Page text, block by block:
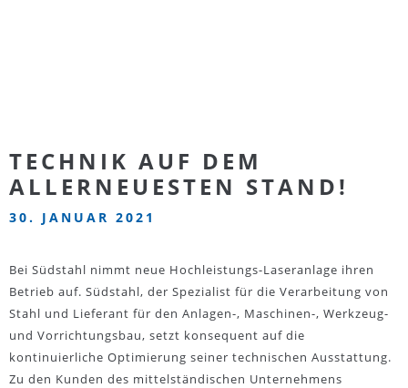
TECHNIK AUF DEM
ALLERNEUESTEN STAND!
30. JANUAR 2021
Bei Südstahl nimmt neue Hochleistungs-Laseranlage ihren
Betrieb auf. Südstahl, der Spezialist für die Verarbeitung von
Stahl und Lieferant für den Anlagen-, Maschinen-, Werkzeug-
und Vorrichtungsbau, setzt konsequent auf die
kontinuierliche Optimierung seiner technischen Ausstattung.
Zu den Kunden des mittelständischen Unternehmens